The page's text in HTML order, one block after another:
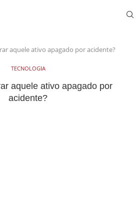
aquele ativo apagado por acidente?
TECNOLOGIA
aquele ativo apagado por
acidente?